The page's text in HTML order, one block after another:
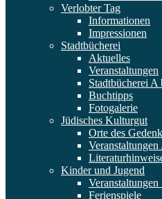
Verlobter Tag
Informationen
Impressionen
Stadtbücherei
Aktuelles
Veranstaltungen
Stadtbücherei A
Buchtipps
Fotogalerie
Jüdisches Kulturgut
Orte des
Kinder und Jugend
Ferienspiele